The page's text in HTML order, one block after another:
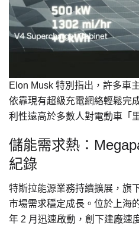
Elon Musk 特別指出，許多車
依靠現有超級充電網絡輕鬆完
利性遠高於多數人對電動車「
儲能需求熱：
紀錄
特斯拉能源業務持續擴展，旗
市場需求穩定成長。位於上海
年 2 月迅速啟動，創下建廠速